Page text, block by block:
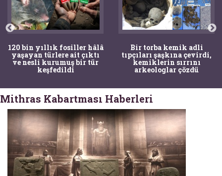
120 bin yıllık fosiller hâlâ
yaşayan türlere ait çıktı
ve nesli kurumuş bir tür
keşfedildi
Bir torba kemik adli
tıpçıları şaşkına çevirdi,
kemiklerin sırrını
arkeologlar çözdü
Mithras Kabartması Haberleri